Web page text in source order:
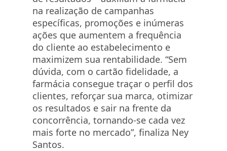
na realização de campanhas
específicas, promoções e inúmeras
ações que aumentem a frequência
do cliente ao estabelecimento e
maximizem sua rentabilidade. “Sem
dúvida, com o cartão fidelidade, a
farmácia consegue traçar o perfil dos
clientes, reforçar sua marca, otimizar
os resultados e sair na frente da
concorrência, tornando-se cada vez
mais forte no mercado”, finaliza Ney
Santos.